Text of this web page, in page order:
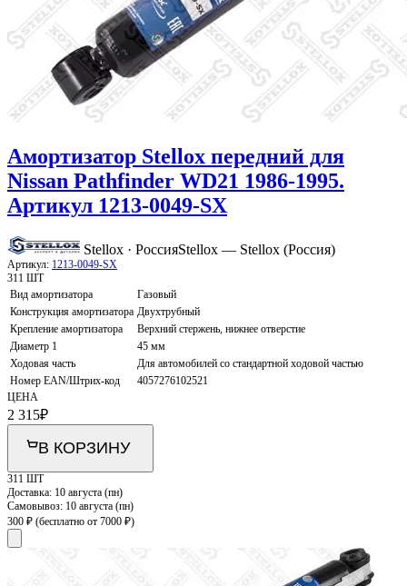
Амортизатор Stellox передний для
Nissan Pathfinder WD21 1986-1995.
Артикул 1213-0049-SX
Stellox · РоссияStellox — Stellox (Россия)
Артикул: 1213-0049-SX
311 ШТ
Вид амортизатора
Газовый
Конструкция амортизатора Двухтрубный
Крепление амортизатора
Верхний стержень, нижнее отверстие
Диаметр 1
45 мм
Ходовая часть
Для автомобилей со стандартной ходовой частью
Номер EAN/Штрих-код
4057276102521
ЦЕНА
2 315₽
В КОРЗИНУ
311 ШТ
Доставка: 10 августа (пн)
Самовывоз: 10 августа (пн)
300 ₽ (бесплатно от 7000 ₽)